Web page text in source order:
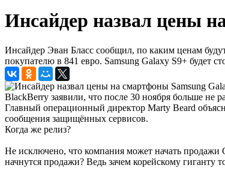
Инсайдер назвал цены
Инсайдер Эван Бласс сообщил, по каким ценам
покупателю в 841 евро. Samsung Galaxy S9+ будет
BlackBerry заявили, что после 30 ноября больше не
Главный операционный директор Marty Beard
сообщения защищённых сервисов.
Когда же релиз?
Не исключено, что компания может начать
начнутся продажи? Ведь зачем корейскому гиганту